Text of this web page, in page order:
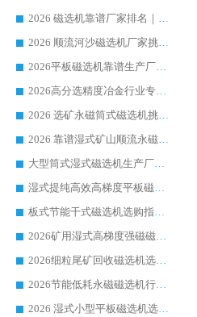
2026 磁选机靠谱厂家排名｜华体会手机网页版-华体会(中国) 高性价比磁选机磁电品牌
2026 顺流河沙磁选机厂家挑选攻略 | 业内口碑龙头企业高性价比品牌推荐
2026平板磁选机靠谱生产厂家选购指南 行业口碑良好品牌推荐 磁电领域实力强者
2026高分选精度冶金行业专用磁选机生产厂家,干湿式磁选机源头供应商推荐
2026 选矿永磁筒式磁选机挑选指南 华体会手机网页版-华体会(中国) 推荐品牌行业口碑佳实力突出
2026 靠谱湿式矿山顺流永磁筒式磁选机选购，国内专业生产厂家华体会手机网页版-华体会(中国) 综合实力出众
大型筒式湿式磁选机生产厂家怎么选?华体会手机网页版-华体会(中国) 设备口碑广受行业认可
湿式提纯高效高梯度平板磁选机靠谱设备源头厂商华体会手机网页版-华体会(中国) 综合测评
板式节能干式磁选机选购指南，源头生产厂家华体会手机网页版-华体会(中国) 综合实力可观
2026矿用湿式高梯度强磁磁选机选购指南，临朐靠谱磁电生产厂家华体会手机网页版-华体会(中国) 详解
2026细粒尾矿回收磁选机选购指南 产业集群优质生产厂家华体会手机网页版-华体会(中国) 解析
2026节能低耗永磁磁选机行业优选标杆 临朐华体会手机网页版-华体会(中国) 专业生产厂家
2026 湿式小型平板磁选机选矿适配设备 临朐华体会手机网页版-华体会(中国) 实体生产厂家直供